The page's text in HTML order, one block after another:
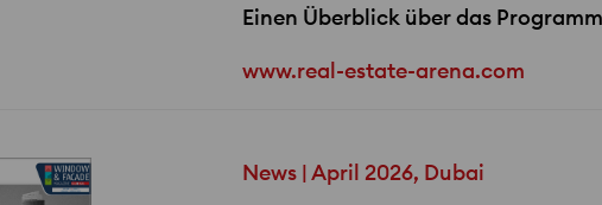
Einen Überblick über das
www.real-estate-arena.com
News | April 2026, Dubai